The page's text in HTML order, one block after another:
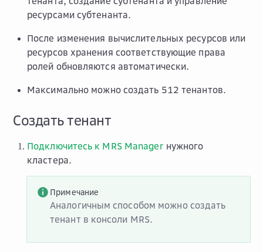
ресурсами субтенанта.
После изменения вычислительных ресурсов или
ресурсов хранения соответствующие права
ролей обновляются автоматически.
Максимально можно создать 512 тенантов.
Создать тенант
Подключитесь к MRS Manager нужного
кластера.
Примечание
Аналогичным способом можно создать
тенант в консоли MRS.